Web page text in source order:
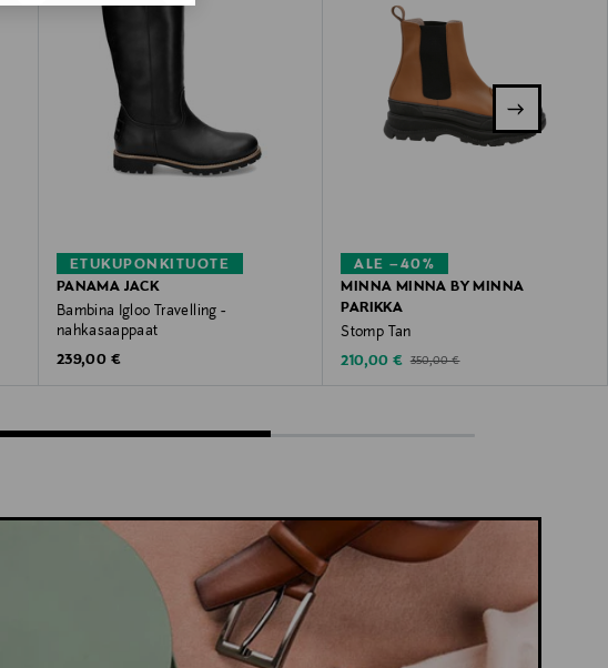
ETUKUPONKITUOTE
PANAMA JACK
Bambina Igloo Travelling -
nahkasaappaat
Original Price
239,00 €
ALE –40%
MINNA MINNA BY MINNA
PARIKKA
Stomp Tan
Discounted Price
210,00 € Original Price
350,00 €